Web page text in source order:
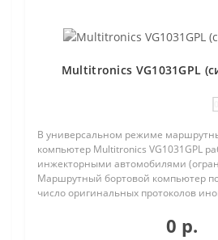
Multitronics VG1031GPL
В универсальном режиме
компьютер Multitronics VG1031GPL
инжекторными автомобилями
Маршрутный бортовой компьютер
число оригинальных протоколов
0 р.